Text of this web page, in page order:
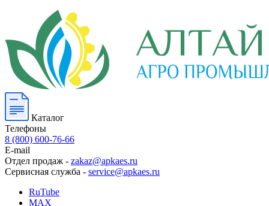
Каталог
Телефоны
8 (800) 600-76-66
E-mail
Отдел продаж - zakaz@apkaes.ru
Сервисная служба - service@apkaes.ru
RuTube
MAX